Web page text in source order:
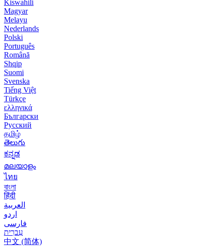
Kiswahili
Magyar
Melayu
Nederlands
Polski
Português
Română
Shqip
Suomi
Svenska
Tiếng Việt
Türkçe
ελληνικά
Български
Русский
தமிழ்
తెలుగు
ಕನ್ನಡ
മലയാളം
ไทย
বাংলা
हिंदी
العربية
اردو
فارسی
עִברִית
中文 (简体)